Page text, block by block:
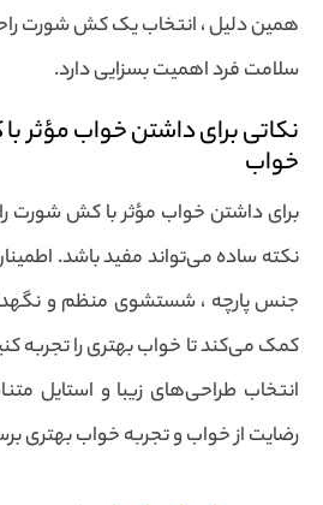
همین دلیل ، انتخاب یک کش شورت
سلامت فرد اهمیت بسزایی دارد.
نکاتی برای داشتن خواب مؤثر
خواب
برای داشتن خواب مؤثر با کش شورت
نکته ساده می‌تواند مفید باشد.
جنس پارچه ، شستشوی منظم و
کمک می‌کند تا خواب بهتری را تجربه
انتخاب طراحی‌های زیبا و استایل
رضایت از خواب و تجربه خواب بهتری